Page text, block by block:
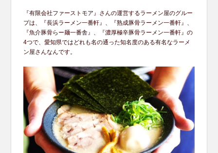
『有限会社ファーストモア』さんの運営するラーメン屋のグルー
プは、『長浜ラーメン一番軒』、『熟成豚骨ラーメン一番軒』、
『魚介豚骨らー麺一番舎』、『濃厚極辛豚骨ラーメン一番軒』の
4つで、愛知県ではどれも名の通った知名度のある有名なラーメ
ン屋さんなんです。